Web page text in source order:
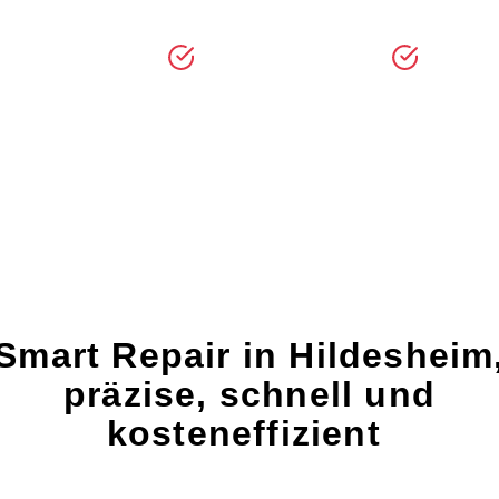
Repair in
präzise, schnell und
kosteneffizient